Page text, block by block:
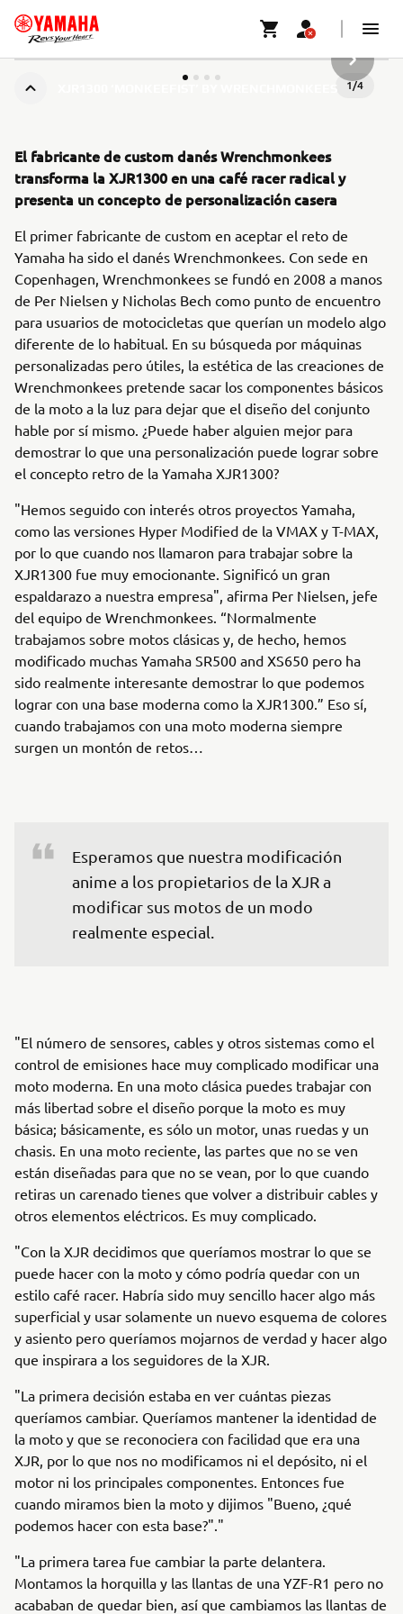
1/4
El fabricante de custom danés Wrenchmonkees
transforma la XJR1300 en una café racer radical y
presenta un concepto de personalización casera
El primer fabricante de custom en aceptar el reto de
Yamaha ha sido el danés Wrenchmonkees. Con sede en
Copenhagen, Wrenchmonkees se fundó en 2008 a manos
de Per Nielsen y Nicholas Bech como punto de encuentro
para usuarios de motocicletas que querían un modelo algo
diferente de lo habitual. En su búsqueda por máquinas
personalizadas pero útiles, la estética de las creaciones de
Wrenchmonkees pretende sacar los componentes básicos
de la moto a la luz para dejar que el diseño del conjunto
hable por sí mismo. ¿Puede haber alguien mejor para
demostrar lo que una personalización puede lograr sobre
el concepto retro de la Yamaha XJR1300?
"Hemos seguido con interés otros proyectos Yamaha,
como las versiones Hyper Modified de la VMAX y T-MAX,
por lo que cuando nos llamaron para trabajar sobre la
XJR1300 fue muy emocionante. Significó un gran
espaldarazo a nuestra empresa", afirma Per Nielsen, jefe
del equipo de Wrenchmonkees. “Normalmente
trabajamos sobre motos clásicas y, de hecho, hemos
modificado muchas Yamaha SR500 and XS650 pero ha
sido realmente interesante demostrar lo que podemos
lograr con una base moderna como la XJR1300.” Eso sí,
cuando trabajamos con una moto moderna siempre
surgen un montón de retos…
Esperamos que nuestra modificación
anime a los propietarios de la XJR a
modificar sus motos de un modo
realmente especial.
"El número de sensores, cables y otros sistemas como el
control de emisiones hace muy complicado modificar una
moto moderna. En una moto clásica puedes trabajar con
más libertad sobre el diseño porque la moto es muy
básica; básicamente, es sólo un motor, unas ruedas y un
chasis. En una moto reciente, las partes que no se ven
están diseñadas para que no se vean, por lo que cuando
retiras un carenado tienes que volver a distribuir cables y
otros elementos eléctricos. Es muy complicado.
"Con la XJR decidimos que queríamos mostrar lo que se
puede hacer con la moto y cómo podría quedar con un
estilo café racer. Habría sido muy sencillo hacer algo más
superficial y usar solamente un nuevo esquema de colores
y asiento pero queríamos mojarnos de verdad y hacer algo
que inspirara a los seguidores de la XJR.
"La primera decisión estaba en ver cuántas piezas
queríamos cambiar. Queríamos mantener la identidad de
la moto y que se reconociera con facilidad que era una
XJR, por lo que nos no modificamos ni el depósito, ni el
motor ni los principales componentes. Entonces fue
cuando miramos bien la moto y dijimos "Bueno, ¿qué
podemos hacer con esta base?"."
"La primera tarea fue cambiar la parte delantera.
Montamos la horquilla y las llantas de una YZF-R1 pero no
acababan de quedar bien, así que cambiamos las llantas de